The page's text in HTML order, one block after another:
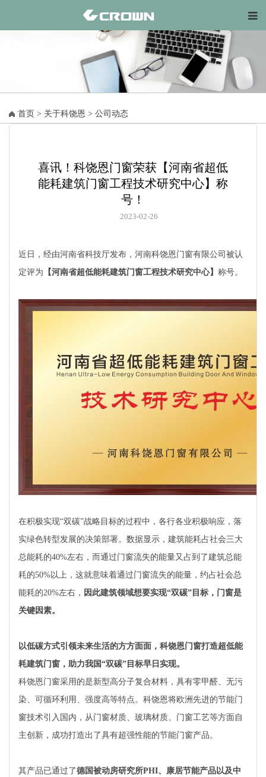
首页 > 关于科饶恩 > 公司动态
喜讯！科饶恩门窗荣获【河南省超低
能耗建筑门窗工程技术研究中心】称
号！
2023-02-26
近日，经由河南省科技厅发布，河南科饶恩门窗有限公司被认
定评为 【河南省超低能耗建筑门窗工程技术研究中心】 称号。
在积极实现“双碳”战略目标的过程中，各行各业积极响应，落
实绿色转型发展的决策部署。数据显示，建筑能耗占社会三大
总能耗的40%左右，而通过门窗流失的能量又占到了建筑总能
耗的50%以上，这就意味着通过门窗流失的能量，约占社会总
能耗的20%左右， 因此建筑领域想要实现“双碳”目标，门窗是
关键因素。
以低碳方式引领未来生活的方方面面， 科饶恩门窗打造超低能
耗建筑门窗，助力我国“双碳”目标早日实现。
科饶恩门窗采用的是新型高分子复合材料，具有零甲醛、无污
染、可循环利用、强度高等特点。科饶恩将欧洲先进的节能门
窗技术引入国内，从门窗材质、玻璃材质、门窗工艺等方面自
主创新，成功打造出了具有超强性能的节能门窗产品。
其产品已通过了德国被动房研究所PHI、康居节能产品以及中